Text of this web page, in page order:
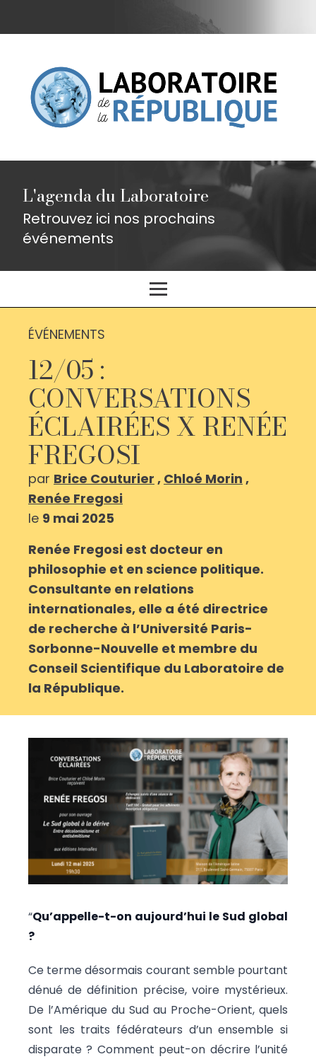
L'agenda du Laboratoire
Retrouvez ici nos prochains
événements
ÉVÉNEMENTS
12/05 :
CONVERSATIONS
ÉCLAIRÉES X RENÉE
FREGOSI
par Brice Couturier , Chloé Morin ,
Renée Fregosi
le 9 mai 2025
Renée Fregosi est docteur en
philosophie et en science politique.
Consultante en relations
internationales, elle a été directrice
de recherche à l’Université Paris-
Sorbonne-Nouvelle et membre du
Conseil Scientifique du Laboratoire de
la République.
“Qu’appelle-t-on aujourd’hui le Sud global
?
Ce terme désormais courant semble pourtant
dénué de définition précise, voire mystérieux.
De l’Amérique du Sud au Proche-Orient, quels
sont les traits fédérateurs d’un ensemble si
disparate ? Comment peut-on décrire l’unité